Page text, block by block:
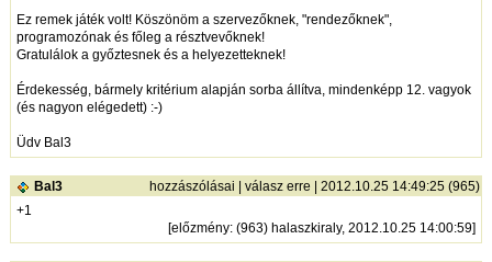
Ez remek játék volt! Köszönöm a szervezőknek, "rendezőknek",
programozónak és főleg a résztvevőknek!
Gratulálok a győztesnek és a helyezetteknek!
Érdekesség, bármely kritérium alapján sorba állítva, mindenképp 12. vagyok
(és nagyon elégedett) :-)
Üdv Bal3
Bal3 hozzászólásai |válasz erre | 2012.10.25 14:49:25 (965)
+1
[előzmény: (963) halaszkiraly, 2012.10.25 14:00:59]